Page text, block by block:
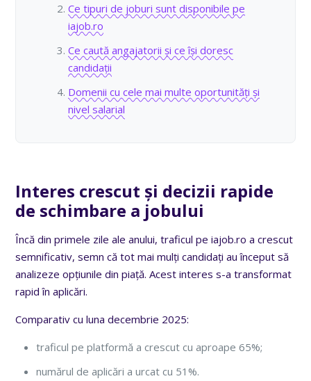
Ce tipuri de joburi sunt disponibile pe
iajob.ro
Ce caută angajatorii și ce își doresc
candidații
Domenii cu cele mai multe oportunități și
nivel salarial
Interes crescut și decizii rapide
de schimbare a jobului
Încă din primele zile ale anului, traficul pe iajob.ro a crescut
semnificativ, semn că tot mai mulți candidați au început să
analizeze opțiunile din piață. Acest interes s-a transformat
rapid în aplicări.
Comparativ cu luna decembrie 2025:
traficul pe platformă a crescut cu aproape 65%;
numărul de aplicări a urcat cu 51%.